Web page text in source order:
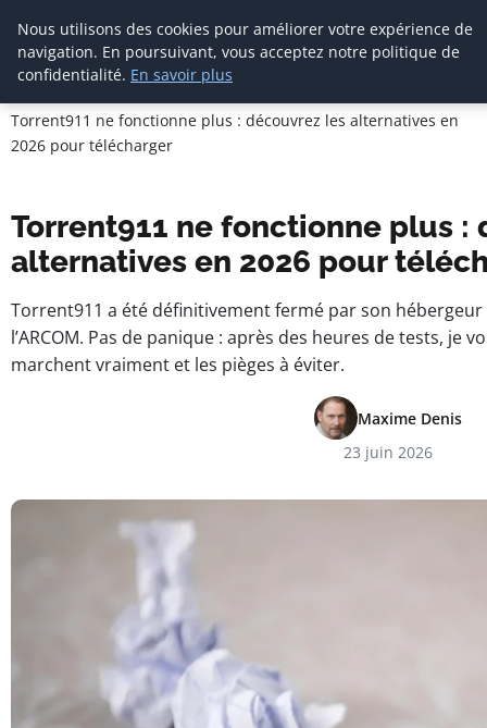
Agence Media Com
Communication digitale & stratégie web
Torrent911 ne fonctionne plus : découvrez les alternatives en
2026 pour télécharger
Torrent911 ne fonctionne plus :
alternatives en 2026 pour
Torrent911 a été définitivement fermé par son
l’ARCOM. Pas de panique : après des heures de tests, je
marchent vraiment et les pièges à éviter.
Maxime Denis
23 juin 2026
Nous utilisons des cookies pour améliorer votre expérience de
navigation. En poursuivant, vous acceptez notre politique de
confidentialité. En savoir plus